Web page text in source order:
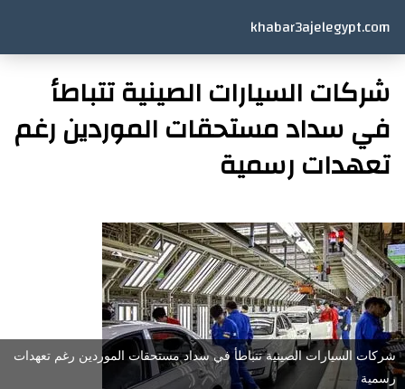
khabar3ajelegypt.com
شركات السيارات الصينية تتباطأ
في سداد مستحقات الموردين رغم
تعهدات رسمية
شركات السيارات الصينية تتباطأ في سداد مستحقات الموردين رغم تعهدات
رسمية